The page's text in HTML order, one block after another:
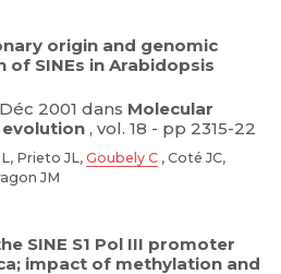
origin and genomic
of SINEs in Arabidopsis
2001 dans Molecular
, vol. 18 - pp 2315-22
Prieto JL, Goubely C , Coté JC,
JM
SINE S1 Pol III promoter
impact of methylation and